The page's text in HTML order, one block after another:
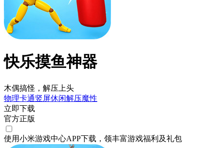
快乐摸鱼神器
木偶搞怪，解压上头
物理卡通竖屏休闲解压魔性
立即下载
官方正版
使用小米游戏中心APP下载 ，领丰富游戏福利 及礼包